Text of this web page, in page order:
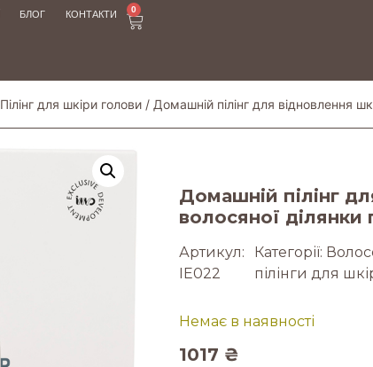
БЛОГ КОНТАКТИ 0
Пілінг для шкіри голови / Домашній пілінг для відновлення
Домашній пілінг
волосяної ділянки
1017 ₴
Немає в наявності
Артикул:
IE022
Категорії:
пілінги для